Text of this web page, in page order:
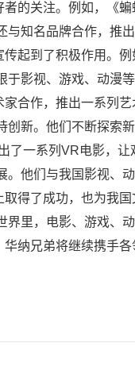
的关注。例如，《蝙
与知名品牌合作，推
起到了积极作用。
影视、游戏、动漫
合作，推出一系列
新。他们不断探索
了一系列VR电影，
他们与我国影视、
得了成功，也为我
里，电影、游戏、
纳兄弟将继续携手